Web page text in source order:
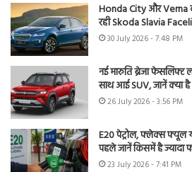
Honda City और Verna
रही Skoda Slavia
30 July 2026 - 7:48 PM
नई मारुति ब्रेजा फेसलिफ्ट
साथ आई SUV, जानें क्या
26 July 2026 - 3:56 PM
E20 पेट्रोल, फ्लेक्स फ्यूल
पहले जानें किसमें है ज्यादा
23 July 2026 - 7:41 PM